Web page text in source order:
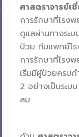
ศาสตราจารย์
การรักษาที่โรง
ดูแลผ่านทางระ
ป่วย ทีมแพทย์โ
การรักษาที่โรง
เริ่มมีผู้ป่วยครบ
2 อย่างเป็นระบ
สม